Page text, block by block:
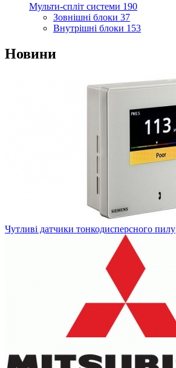
Мульти-спліт системи 190
Зовнішні блоки 37
Внутрішні блоки 153
Новини
Чутливі датчики тонкодисперсного пилу